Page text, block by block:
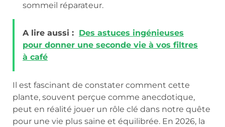
sommeil réparateur.
A lire aussi : Des astuces ingénieuses
pour donner une seconde vie à vos filtres
à café
Il est fascinant de constater comment cette
plante, souvent perçue comme anecdotique,
peut en réalité jouer un rôle clé dans notre quête
pour une vie plus saine et équilibrée. En 2026, la